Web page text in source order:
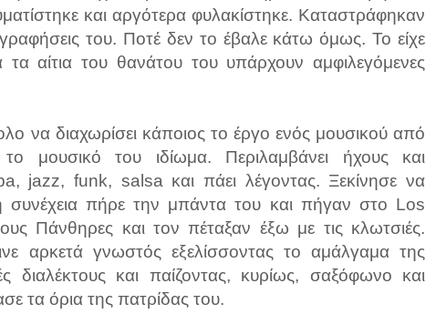
και αργότερα φυλακίστηκε. Καταστράφηκαν
του. Ποτέ δεν το έβαλε κάτω όμως. Το είχε
αίτια του θανάτου του υπάρχουν αμφιλεγόμενες
να διαχωρίσει κάποιος το έργο ενός μουσικού από
μουσικό του ιδίωμα. Περιλαμβάνει ήχους και
jazz, funk, salsa και πάει λέγοντας. Ξεκίνησε να
συνέχεια πήρε την μπάντα του και πήγαν στο Los
Πάνθηρες και τον πέταξαν έξω με τις κλωτσιές.
αρκετά γνωστός εξελίσσοντας το αμάλγαμα της
διαλέκτους και παίζοντας, κυρίως, σαξόφωνο και
τα όρια της πατρίδας του.